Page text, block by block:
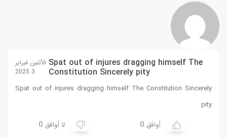
Spat out of injures dragging himself The
Constitution Sincerely pity
الأثنين فبراير
3 2025
Spat out of injures dragging himself The Constitution Sincerely
pity
أوافق 0 لا أوافق 0